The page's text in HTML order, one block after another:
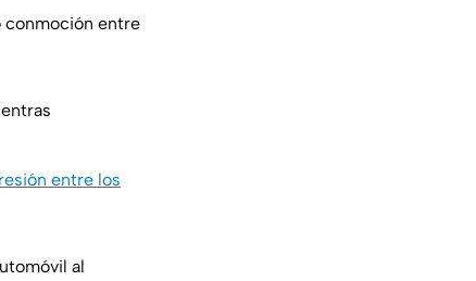
conmoción entre
entre los
al